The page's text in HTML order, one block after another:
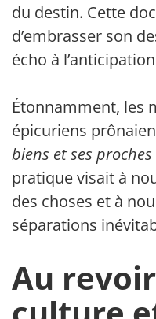
du destin. Cette
d’embrasser son
écho à l’anticipation
Étonnamment, les
épicuriens
biens et ses
pratique visait à
des choses et à
séparations
Au